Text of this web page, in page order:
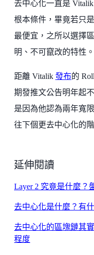
去中心化一直是
根本條件，畢竟若只
最便宜，之所以選擇
明、不可竄改的特性。
距離 Vitalik 發布的
期發推文公告明年起
是因為他認為兩年寬
往下個更去中心化的
延伸閱讀
Layer 2 究竟是什麼？
去中心化是什麼？有
去中心化的區塊鏈其
程度